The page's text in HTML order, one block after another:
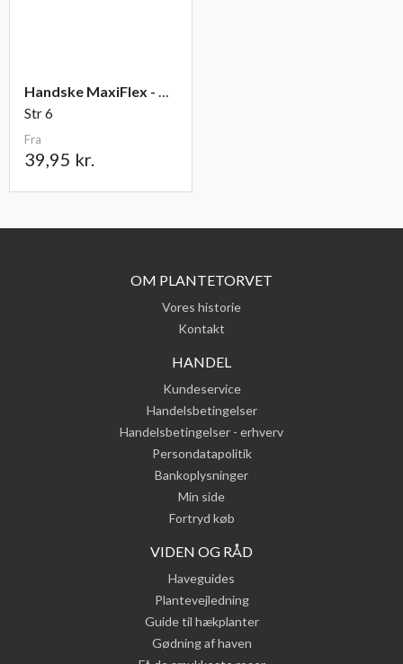
Handske MaxiFlex - Ultimate
Str 6
Fra
39,95 kr.
OM PLANTETORVET
Vores historie
Kontakt
HANDEL
Kundeservice
Handelsbetingelser
Handelsbetingelser - erhverv
Persondatapolitik
Bankoplysninger
Min side
Fortryd køb
VIDEN OG RÅD
Haveguides
Plantevejledning
Guide til hækplanter
Gødning af haven